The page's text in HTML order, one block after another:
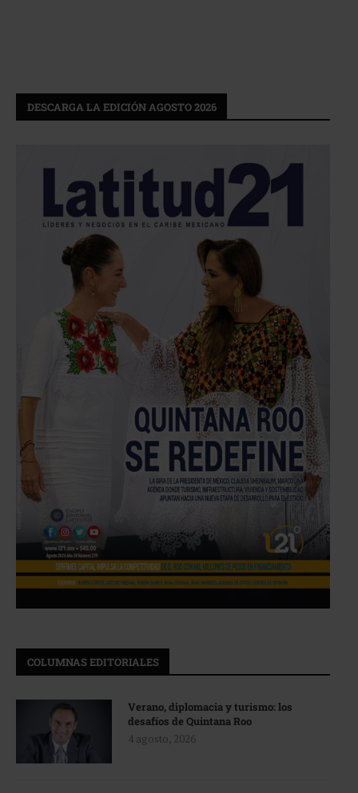
DESCARGA LA EDICIÓN AGOSTO 2026
COLUMNAS EDITORIALES
Verano, diplomacia y turismo: los
desafíos de Quintana Roo
4 agosto, 2026